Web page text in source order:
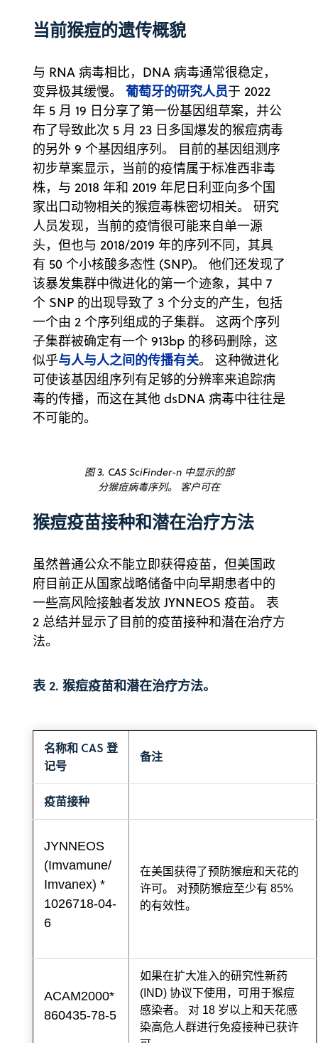
当前猴痘的遗传概貌
与 RNA 病毒相比，DNA 病毒通常很稳定，
变异极其缓慢。 葡萄牙的研究人员于 2022
年 5 月 19 日分享了第一份基因组草案，并公
布了导致此次 5 月 23 日多国爆发的猴痘病毒
的另外 9 个基因组序列。 目前的基因组测序
初步草案显示，当前的疫情属于标准西非毒
株，与 2018 年和 2019 年尼日利亚向多个国
家出口动物相关的猴痘毒株密切相关。 研究
人员发现，当前的疫情很可能来自单一源
头，但也与 2018/2019 年的序列不同，其具
有 50 个小核酸多态性 (SNP)。 他们还发现了
该暴发集群中微进化的第一个迹象，其中 7
个 SNP 的出现导致了 3 个分支的产生，包括
一个由 2 个序列组成的子集群。 这两个序列
子集群被确定有一个 913bp 的移码删除，这
似乎与人与人之间的传播有关。 这种微进化
可使该基因组序列有足够的分辨率来追踪病
毒的传播，而这在其他 dsDNA 病毒中往往是
不可能的。
图 3. CAS SciFinder-n 中显示的部
分猴痘病毒序列。 客户可在
猴痘疫苗接种和潜在治疗方法
虽然普通公众不能立即获得疫苗，但美国政
府目前正从国家战略储备中向早期患者中的
一些高风险接触者发放 JYNNEOS 疫苗。 表
2 总结并显示了目前的疫苗接种和潜在治疗方
法。
表 2. 猴痘疫苗和潜在治疗方法。
名称和 CAS 登
记号
备注
疫苗接种
JYNNEOS
(Imvamune/
Imvanex) *
1026718-04-
6
在美国获得了预防猴痘和天花的
许可。 对预防猴痘至少有 85%
的有效性。
ACAM2000*
860435-78-5
如果在扩大准入的研究性新药
(IND) 协议下使用，可用于猴痘
感染者。 对 18 岁以上和天花感
染高危人群进行免疫接种已获许